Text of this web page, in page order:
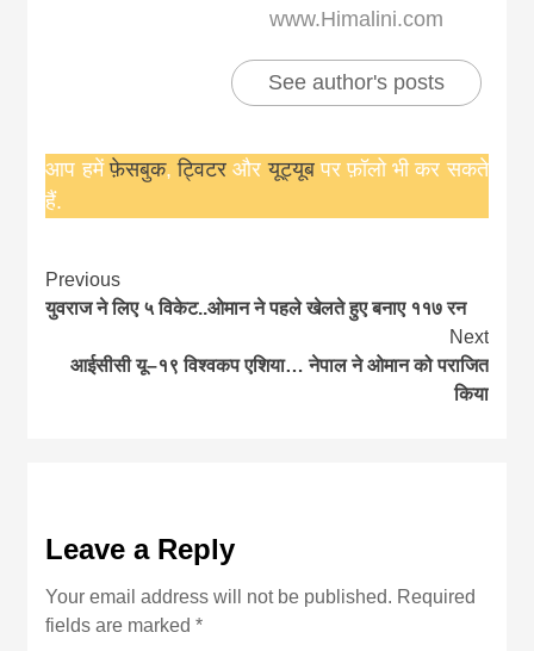
www.Himalini.com
See author's posts
आप हमेंफ़ेसबुक,ट्विटरऔरयूट्यूबपर फ़ॉलो भी कर सकते
हैं.
Continue
Reading
Previous
युवराज ने लिए ५ विकेट..ओमान ने पहले खेलते हुए बनाए ११७ रन
Next
आईसीसी यू–१९ विश्वकप एशिया… नेपाल ने ओमान को पराजित
किया
Leave a Reply
Your email address will not be published. Required
fields are marked*